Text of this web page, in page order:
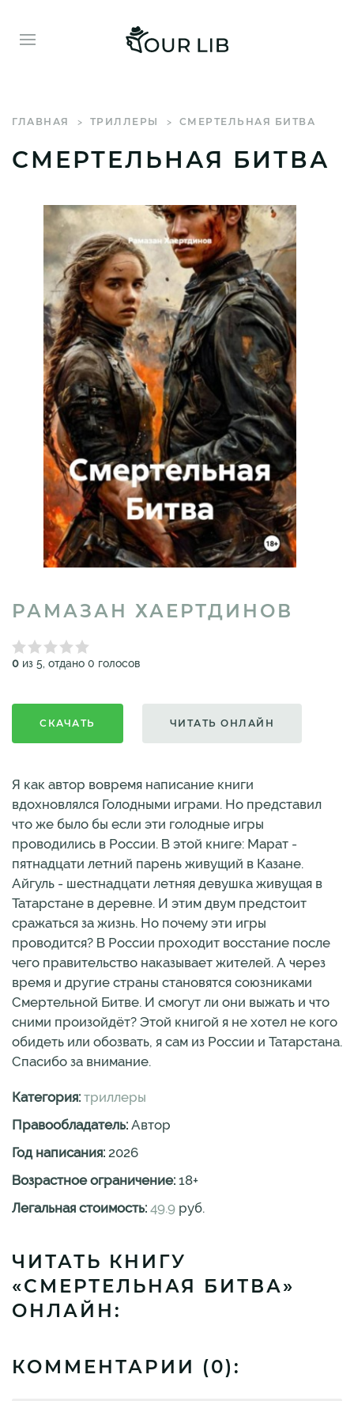
ГЛАВНАЯ ТРИЛЛЕРЫ СМЕРТЕЛЬНАЯ БИТВА
СМЕРТЕЛЬНАЯ БИТВА
РАМАЗАН ХАЕРТДИНОВ
0 из 5, отдано 0 голосов
СКАЧАТЬ ЧИТАТЬ ОНЛАЙН
Я как автор вовремя написание книги
вдохновлялся Голодными играми. Но представил
что же было бы если эти голодные игры
проводились в России. В этой книге: Марат -
пятнадцати летний парень живущий в Казане.
Айгуль - шестнадцати летняя девушка живущая в
Татарстане в деревне. И этим двум предстоит
сражаться за жизнь. Но почему эти игры
проводится? В России проходит восстание после
чего правительство наказывает жителей. А через
время и другие страны становятся союзниками
Смертельной Битве. И смогут ли они выжать и что
сними произойдёт? Этой книгой я не хотел не кого
обидеть или обозвать, я сам из России и Татарстана.
Спасибо за внимание.
Категория: триллеры
Правообладатель: Автор
Год написания: 2026
Возрастное ограничение: 18+
Легальная стоимость: 49.9 руб.
ЧИТАТЬ КНИГУ
«СМЕРТЕЛЬНАЯ БИТВА»
ОНЛАЙН:
КОММЕНТАРИИ (0):